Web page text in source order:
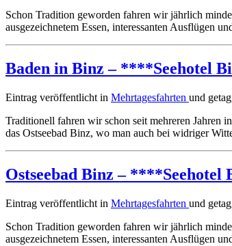
Schon Tradition geworden fahren wir jährlich
ausgezeichnetem Essen, interessanten Ausflügen
Baden in Binz – ****Seehotel
Eintrag veröffentlicht in Mehrtagesfahrten und
Traditionell fahren wir schon seit mehreren Jahren
das Ostseebad Binz, wo man auch bei widriger
Ostseebad Binz – ****Seehotel
Eintrag veröffentlicht in Mehrtagesfahrten und
Schon Tradition geworden fahren wir jährlich
ausgezeichnetem Essen, interessanten Ausflügen